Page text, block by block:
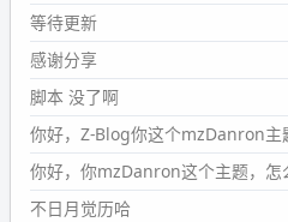
#PubWord
条嘟？？？？
wdssmq
2024-09-15 10:32:07
#PubWordVSCode 内 git 操作
一直是个痛点，一般都是推送
了。。
等待更新
感谢分享
脚本 没了啊
不日月觉历哈